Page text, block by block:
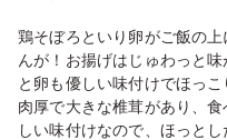
鶏そぼろといり卵がご飯の
んが！お揚げはじゅわっと
と卵も優しい味付けでほっ
肉厚で大きな椎茸があり、
しい味付けなので、ほっと